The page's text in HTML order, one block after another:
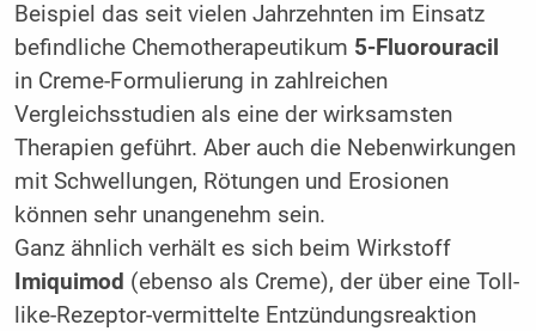
Beispiel das seit vielen Jahrzehnten im Einsatz
befindliche Chemotherapeutikum 5-Fluorouracil
in Creme-Formulierung in zahlreichen
Vergleichsstudien als eine der wirksamsten
Therapien geführt. Aber auch die Nebenwirkungen
mit Schwellungen, Rötungen und Erosionen
können sehr unangenehm sein.
Ganz ähnlich verhält es sich beim Wirkstoff
Imiquimod (ebenso als Creme), der über eine Toll-
like-Rezeptor-vermittelte Entzündungsreaktion